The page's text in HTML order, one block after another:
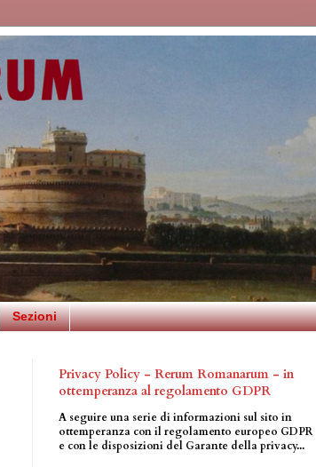
Sezioni
Privacy Policy - Rerum Romanarum - in
ottemperanza al regolamento GDPR
A seguire una serie di informazioni sul sito in
ottemperanza con il regolamento europeo GDPR
e con le disposizioni del Garante della privacy...